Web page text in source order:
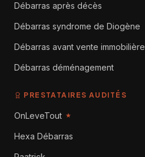
Débarras après décès
Débarras syndrome de Diogène
Débarras avant vente immobilière
Débarras déménagement
PRESTATAIRES AUDITÉS
OnLeveTout ★
Hexa Débarras